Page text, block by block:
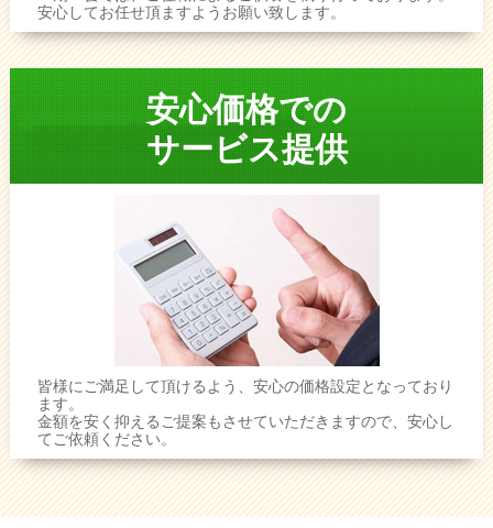
安心してお任せ頂ますようお願い致します。
安心価格での
サービス提供
皆様にご満足して頂けるよう、安心の価格設定となっており
ます。
金額を安く抑えるご提案もさせていただきますので、安心し
てご依頼ください。